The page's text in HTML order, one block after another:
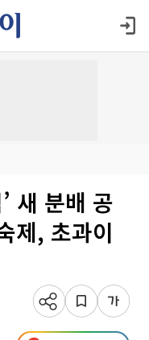
새 분배 공
제, 초과이